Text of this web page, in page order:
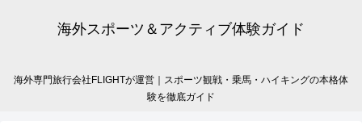
海外スポーツ＆アクティブ体験ガイド
海外専門旅行会社FLIGHTが運営｜スポーツ観戦・乗馬・ハイキングの本格体
験を徹底ガイド